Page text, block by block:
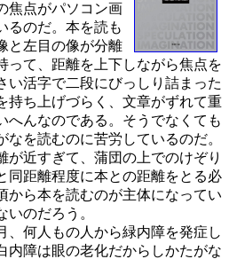
焦点がパソコン画
るのだ。本を読も
と左目の像が分離
って、距離を上下しながら焦点を
い活字で二段にびっしり詰まった
持ち上げづらく、文章がずれて重
へんなのである。そうでなくても
を読むのに苦労しているのだ。
が近すぎて、蒲団の上でのけぞり
同距離程度に本との距離をとる必
から本を読むのが主体になってい
いのだろう。
何人もの人から緑内障を発症し
内障は眼の老化だからしかたがな